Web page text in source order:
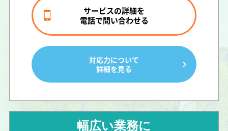
幅広い業務に
サービスの詳細を
電話で問い合わせる
対応力について
詳細を見る